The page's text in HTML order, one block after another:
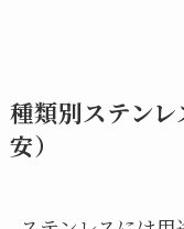
種類別ステン
安）